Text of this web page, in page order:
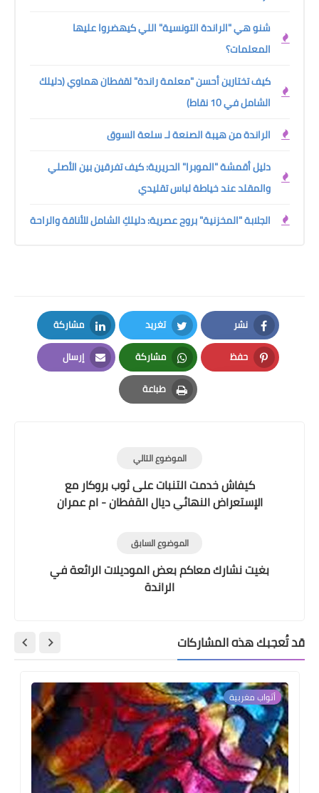
شنو هي "الراندة التونسية" اللي كيهضروا عليها
المعلمات؟
كيف تختارين أحسن "معلمة راندة" لقفطان هماوي (دليلك
الشامل في 10 نقاط)
الراندة من هيبة الصنعة لـ سلعة السوق
دليل أقمشة "الموبرا" الحريرية: كيف تفرقين بين الأصلي
والمقلد عند خياطة لباس تقليدي
الجلابة "المخزنية" بروح عصرية: دليلكِ الشامل للأناقة والراحة
نشر
Facebook
تغريد
Twitter
مشاركة
LinkedIn
حفظ
Pinterest
مشاركة
Whatsapp
إرسال
Email
طباعة
Print
الموضوع التالي
كيفاش خدمت التنبات على ثوب بروكار مع
الإستعراض النهائي ديال القفطان - ام عمران
الموضوع السابق
بغيت نشارك معاكم بعض الموديلات الرائعة في
الراندة
قد تُعجبك هذه المشاركات
أثواب مغربية